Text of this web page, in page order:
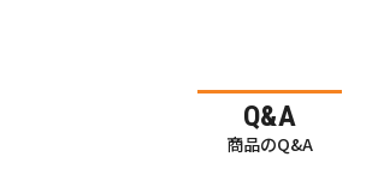
Q&A
商品のQ&A